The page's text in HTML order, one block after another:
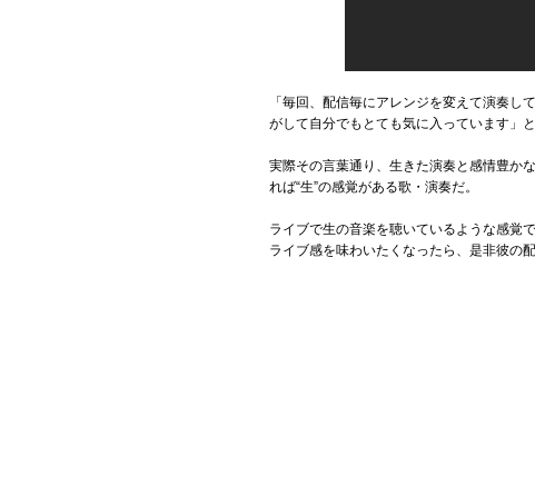
「毎回、配信毎にアレンジを変えて演奏し
がして自分でもとても気に入っています」
実際その言葉通り、生きた演奏と感情豊か
れば“生”の感覚がある歌・演奏だ。
ライブで生の音楽を聴いているような感覚
ライブ感を味わいたくなったら、是非彼の